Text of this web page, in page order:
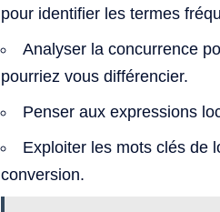
pour identifier les termes
Analyser la concurrence
pourriez vous différencier.
Penser aux expressions
Exploiter les mots clés de
conversion.